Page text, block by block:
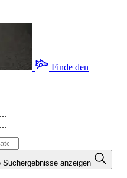
Finde den
Suchergebnisse anzeigen